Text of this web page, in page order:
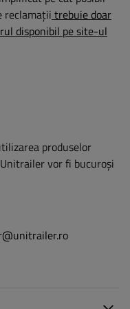
reclamații trebuie doar
disponibil pe site-ul
produselor
vor fi bucuroși